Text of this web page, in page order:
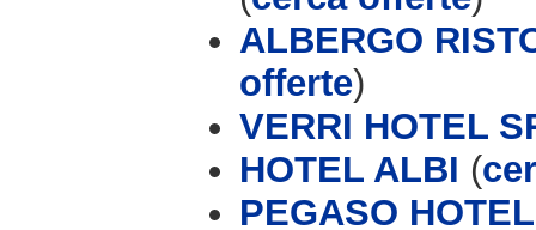
ALBERGO
offerte)
VERRI HOTEL
HOTEL ALBI (
PEGASO HOTEL